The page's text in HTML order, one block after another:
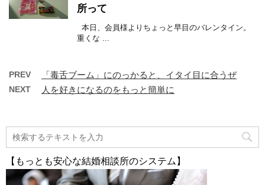
所って
本日、会員様よりちょっと早目のバレンタイン。
重くな ...
PREV 「毒舌ブーム」にのっかると、イタイ目に合うぜ
NEXT 人を好きになるのをもっと簡単に
【もっとも安心な結婚相談所のシステム】